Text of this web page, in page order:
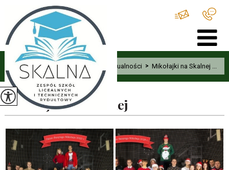
Home Aktualności > Mikołajki na Skalnej ...
Mikołajki na Skalnej